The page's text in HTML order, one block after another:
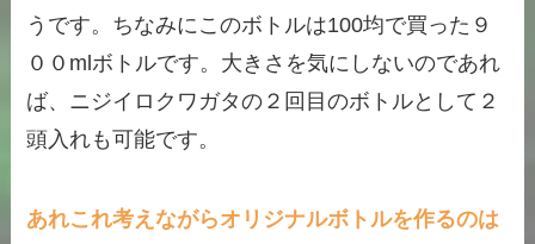
うです。ちなみにこのボトルは100均で買った９
００mlボトルです。大きさを気にしないのであれ
ば、ニジイロクワガタの２回目のボトルとして２
頭入れも可能です。
あれこれ考えながらオリジナルボトルを作るのは